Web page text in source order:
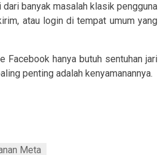
banyak masalah klasik pengguna
atau login di tempat umum yang
Facebook hanya butuh sentuhan jari
penting adalah kenyamanannya.
Meta